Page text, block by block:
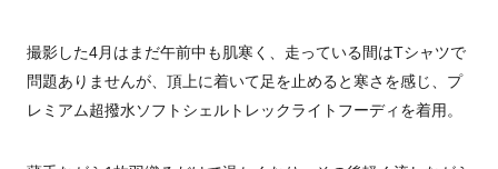
撮影した4月はまだ午前中も肌寒く、走っている間はTシャツで
問題ありませんが、頂上に着いて足を止めると寒さを感じ、プ
レミアム超撥水ソフトシェルトレックライトフーディを着用。